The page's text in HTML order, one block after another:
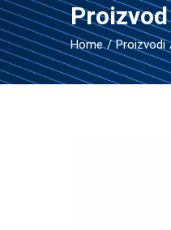
Proizvod
Home Proizvodi